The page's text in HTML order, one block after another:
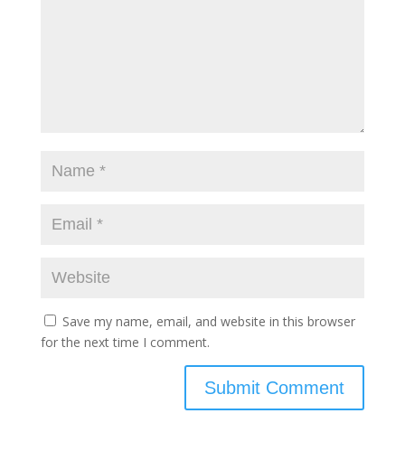
Save my name, email, and website in this browser
for the next time I comment.